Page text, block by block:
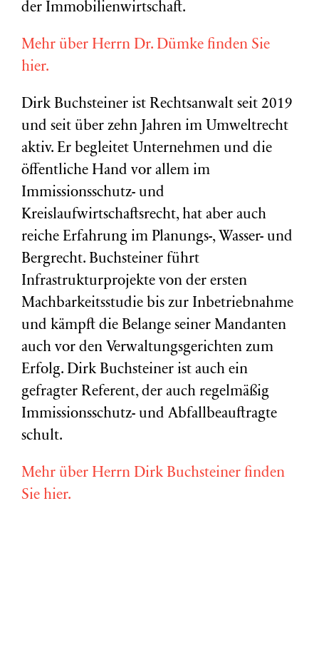
der Immobilienwirtschaft.
Mehr über Herrn Dr. Dümke finden Sie
hier.
Dirk Buchsteiner ist Rechtsanwalt seit 2019
und seit über zehn Jahren im Umweltrecht
aktiv. Er begleitet Unternehmen und die
öffentliche Hand vor allem im
Immissionsschutz- und
Kreislaufwirtschaftsrecht, hat aber auch
reiche Erfahrung im Planungs-, Wasser- und
Bergrecht. Buchsteiner führt
Infrastrukturprojekte von der ersten
Machbarkeitsstudie bis zur Inbetriebnahme
und kämpft die Belange seiner Mandanten
auch vor den Verwaltungsgerichten zum
Erfolg. Dirk Buchsteiner ist auch ein
gefragter Referent, der auch regelmäßig
Immissionsschutz- und Abfallbeauftragte
schult.
Mehr über Herrn Dirk Buchsteiner finden
Sie hier.